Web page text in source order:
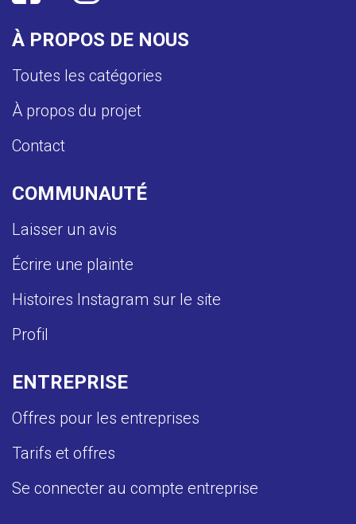
À PROPOS DE NOUS
Toutes les catégories
À propos du projet
Contact
COMMUNAUTÉ
Laisser un avis
Écrire une plainte
Histoires Instagram sur le site
Profil
ENTREPRISE
Offres pour les entreprises
Tarifs et offres
Se connecter au compte entreprise